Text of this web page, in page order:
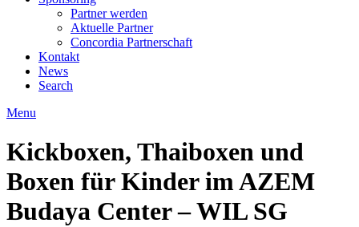
Partner werden
Aktuelle Partner
Concordia Partnerschaft
Kontakt
News
Search
Menu
Kickboxen, Thaiboxen und
Boxen für Kinder im AZEM
Budaya Center – WIL SG